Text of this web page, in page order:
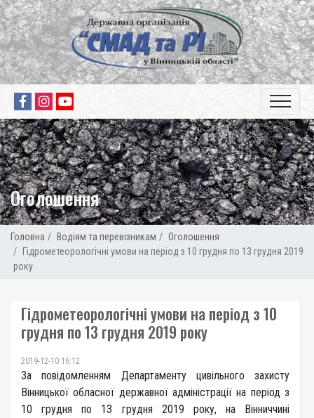
Головна Водіям та перевізникам
Оголошення
Гідрометеорологічні умови на період з 10 грудня по 13 грудня 2019
року
Оголошення
Гідрометеорологічні умови на період з 10
грудня по 13 грудня 2019 року
2019-12-10 16:12
За повідомленням Департаменту цивільного захисту
Вінницької обласної державної адміністрації на період з
10 грудня по 13 грудня 2019 року, на Вінниччині